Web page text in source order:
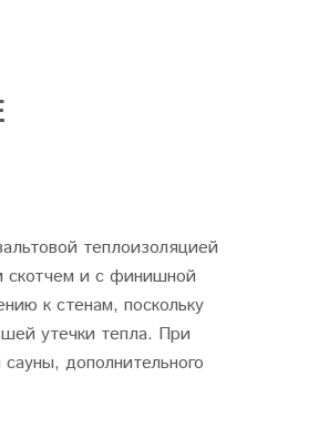
теплоизоляцией
скотчем и с финишной
к стенам, поскольку
утечки тепла. При
дополнительного